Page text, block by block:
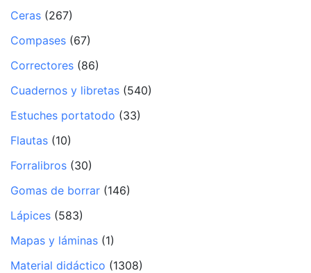
Ceras (267)
Compases (67)
Correctores (86)
Cuadernos y libretas (540)
Estuches portatodo (33)
Flautas (10)
Forralibros (30)
Gomas de borrar (146)
Lápices (583)
Mapas y láminas (1)
Material didáctico (1308)